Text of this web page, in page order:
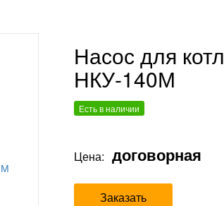
Насос для
НКУ-140М
Есть в наличии
Цена: договорная
Заказать